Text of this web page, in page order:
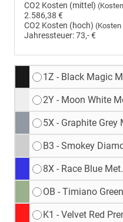
CO2 Kosten (mittel)
2.586,38 €
CO2 Kosten (hoch)
Jahressteuer:73,- €
1Z - Black Magic
2Y - Moon White
5X - Graphite Grey
B3 - Smokey
8X - Race Blue Met.
OB - Timiano
K1 - Velvet Red